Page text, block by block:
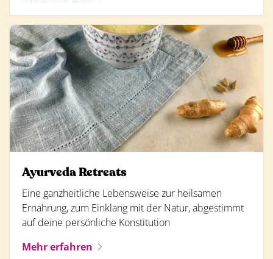
Ayurveda Retreats
Eine ganzheitliche Lebensweise zur heilsamen
Ernährung, zum Einklang mit der Natur, abgestimmt
auf deine persönliche Konstitution
Mehr erfahren